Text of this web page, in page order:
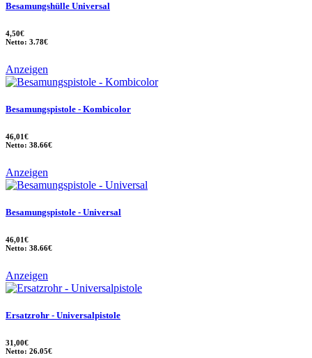
Besamungshülle Universal
4,50€
Netto: 3.78€
Anzeigen
Besamungspistole - Kombicolor
46,01€
Netto: 38.66€
Anzeigen
Besamungspistole - Universal
46,01€
Netto: 38.66€
Anzeigen
Ersatzrohr - Universalpistole
31,00€
Netto: 26.05€